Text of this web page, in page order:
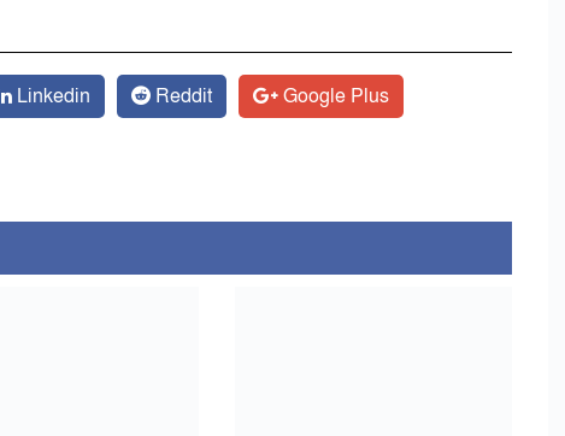
Linkedin Reddit
Google Plus